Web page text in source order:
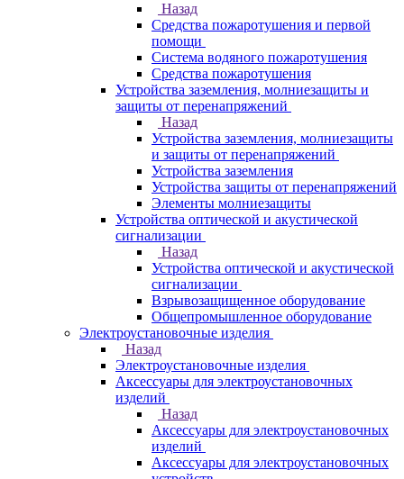
Назад
Средства пожаротушения и первой
помощи
Система водяного пожаротушения
Средства пожаротушения
Устройства заземления, молниезащиты и
защиты от перенапряжений
Назад
Устройства заземления, молниезащиты
и защиты от перенапряжений
Устройства заземления
Устройства защиты от перенапряжений
Элементы молниезащиты
Устройства оптической и акустической
сигнализации
Назад
Устройства оптической и акустической
сигнализации
Взрывозащищенное оборудование
Общепромышленное оборудование
Электроустановочные изделия
Назад
Электроустановочные изделия
Аксессуары для электроустановочных
изделий
Назад
Аксессуары для электроустановочных
изделий
Аксессуары для электроустановочных